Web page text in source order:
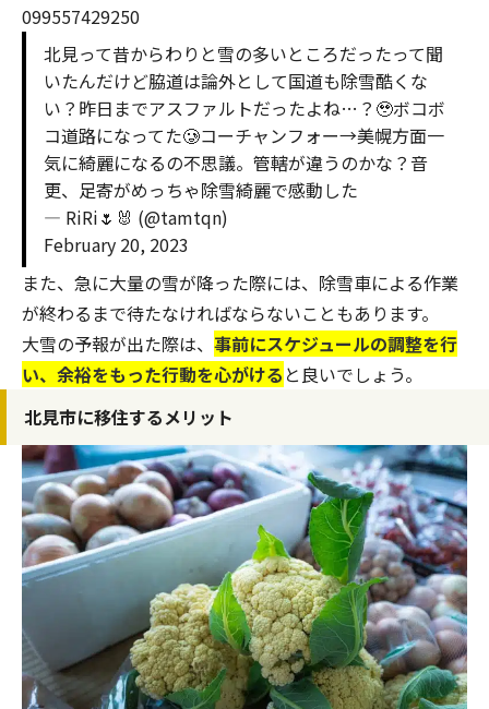
099557429250
北見って昔からわりと雪の多いところだったって聞
いたんだけど脇道は論外として国道も除雪酷くな
い？昨日までアスファルトだったよね…？🥹ボコボ
コ道路になってた🥲コーチャンフォー→美幌方面一
気に綺麗になるの不思議。管轄が違うのかな？音
更、足寄がめっちゃ除雪綺麗で感動した
— RiRi🌷🐰 (@tamtqn)
February 20, 2023
また、急に大量の雪が降った際には、除雪車による作業
が終わるまで待たなければならないこともあります。
大雪の予報が出た際は、 事前にスケジュールの調整を行
い、余裕をもった行動を心がける と良いでしょう。
北見市に移住するメリット